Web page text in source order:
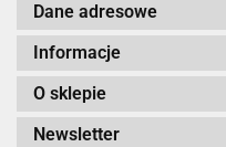
Dane adresowe
Informacje
O sklepie
Newsletter